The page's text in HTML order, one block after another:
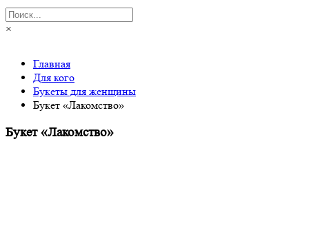
×
Главная
Для кого
Букеты для женщины
Букет «Лакомство»
Букет «Лакомство»